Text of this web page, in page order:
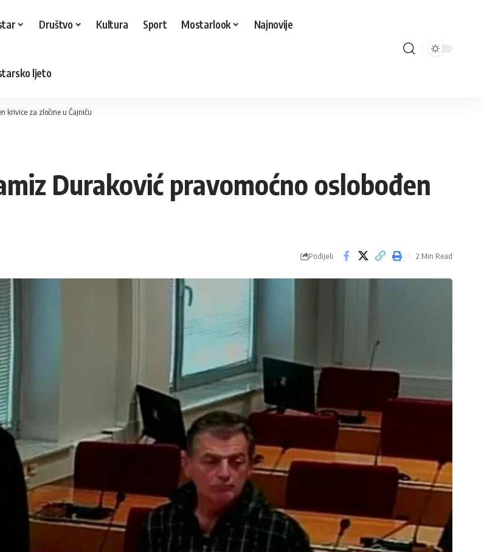
Društvo Kultura Sport Mostarlook Najnovije
ljeto
krivice za zločine u Čajniču
Duraković pravomoćno oslobođen
Podijeli 2 Min Read